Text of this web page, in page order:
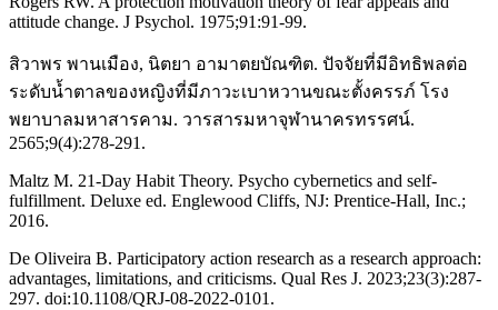
attitude change. J Psychol. 1975;91:91-99.
สิวาพร พานเมือง, นิตยา อามาตยบัณฑิต. ปัจจัยที่มีอิทธิพลต่อ
ระดับน้ำตาลของหญิงที่มีภาวะเบาหวานขณะตั้งครรภ์ โรง
พยาบาลมหาสารคาม. วารสารมหาจุฬานาครทรรศน์.
2565;9(4):278-291.
Maltz M. 21-Day Habit Theory. Psycho cybernetics and self-
fulfillment. Deluxe ed. Englewood Cliffs, NJ: Prentice-Hall, Inc.;
2016.
De Oliveira B. Participatory action research as a research approach:
advantages, limitations, and criticisms. Qual Res J. 2023;23(3):287-
297. doi:10.1108/QRJ-08-2022-0101.